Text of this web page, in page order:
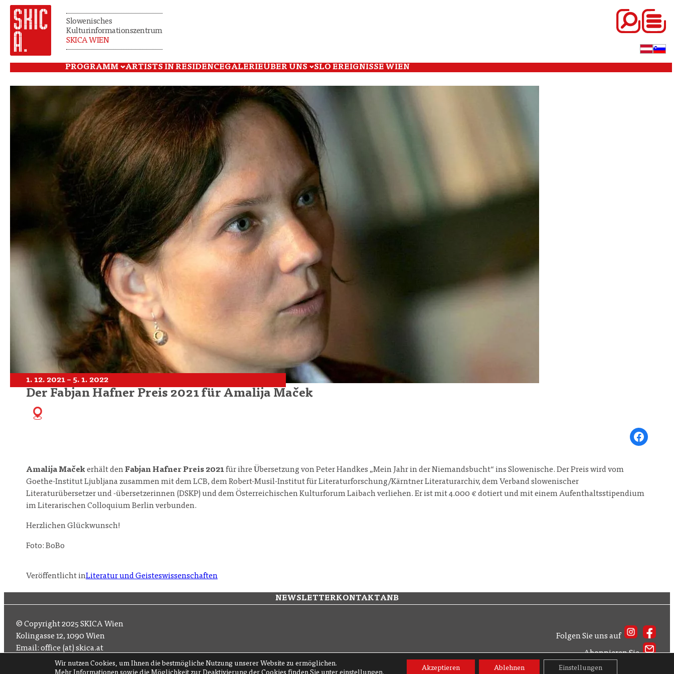
Slowenisches
Kulturinformationszentrum
SKICA WIEN
PROGRAMM ARTISTS IN RESIDENCEGALERIEÜBER UNS SLO EREIGNISSE WIEN
1. 12. 2021 – 5. 1. 2022
Der Fabjan Hafner Preis 2021 für Amalija Maček
Share on
Amalija Mačekerhält denFabjan Hafner Preis 2021für ihre Übersetzung von Peter Handkes „Mein Jahr in der Niemandsbucht“ ins Slowenische. Der Preis wird vom
Goethe-Institut Ljubljana zusammen mit dem LCB, dem Robert-Musil-Institut für Literaturforschung/Kärntner Literaturarchiv, dem Verband slowenischer
Literaturübersetzer und -übersetzerinnen (DSKP) und dem Österreichischen Kulturforum Laibach verliehen. Er ist mit 4.000 € dotiert und mit einem Aufenthaltsstipendium
im Literarischen Colloquium Berlin verbunden.
Herzlichen Glückwunsch!
Foto: BoBo
Veröffentlicht inLiteratur und Geisteswissenschaften
Wir nutzen Cookies, um Ihnen die bestmögliche Nutzung unserer Website zu ermöglichen.
Akzeptieren Ablehnen Einstellungen
NEWSLETTERKONTAKTANB
© Copyright 2025 SKICA Wien
Kolingasse 12, 1090 Wien
Email: office (at) skica.at
+43 1 319 11 60 33
Folgen Sie uns auf
Abonnieren Sie